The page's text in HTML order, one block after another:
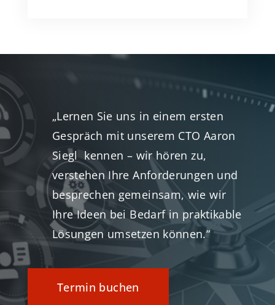
„Lernen Sie uns in einem ersten
Gespräch mit unserem CTO Aaron
Siegl kennen – wir hören zu,
verstehen Ihre Anforderungen und
besprechen gemeinsam, wie wir
Ihre Ideen bei Bedarf in praktikable
Lösungen umsetzen können.“
Termin buchen